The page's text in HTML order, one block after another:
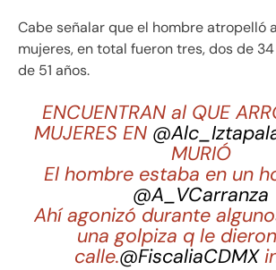
Cabe señalar que el hombre atropelló
mujeres, en total fueron tres, dos de
de 51 años.
ENCUENTRAN al QUE
MUJERES EN
MURIÓ
El hombre estaba en un
@A_VCarranza
Ahí agonizó durante
una golpiza q le
calle.@FiscaliaCDMX